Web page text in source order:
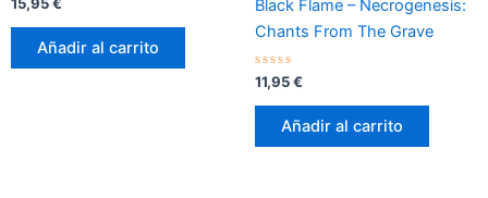
con
0
Añadir al carrito
Black Flame – Necrogenesis:
Chants From The Grave
Valorado
con
0
11,95€
Añadir al carrito